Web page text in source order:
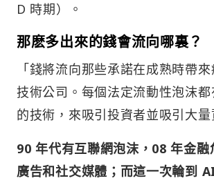
D 時期）。
那麽多出來的錢會流向哪裏？
「錢將流向那些承諾在成熟時帶
技術公司。每個法定流動性泡沫
的技術，來吸引投資者並吸引大量
90 年代有互聯網泡沫，08 年金融
廣告和社交媒體；而這一次輪到